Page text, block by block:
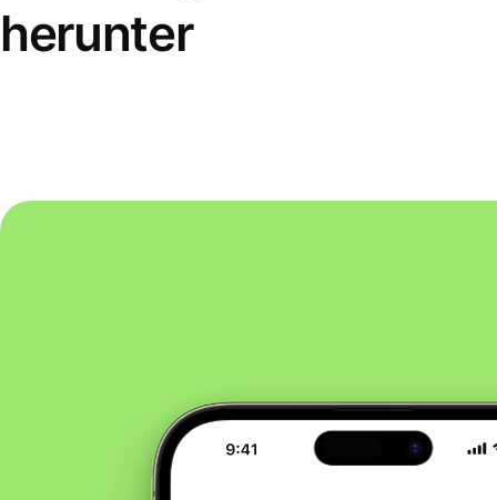
herunter